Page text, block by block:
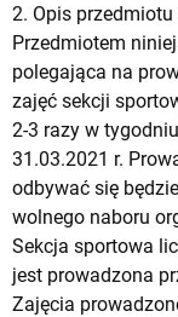
2. Opis
Przedmiotem
polegająca na
zajęć sekcji
2-3 razy w
31.03.2021 r.
odbywać się
wolnego naboru
Sekcja sportowa
jest prowadzona
Zajęcia